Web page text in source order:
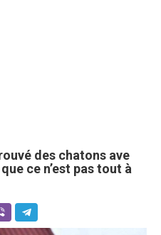
des chatons ave
ce n’est pas tout à